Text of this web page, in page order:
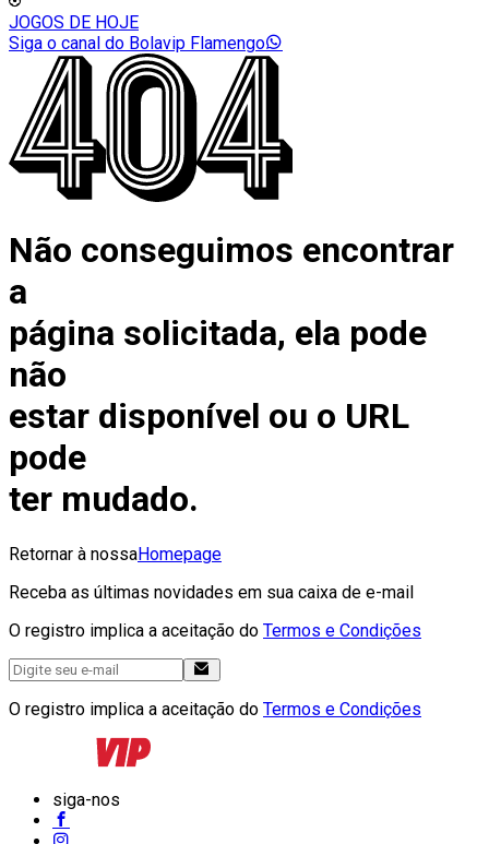
JOGOS DE HOJE
Siga o canal do Bolavip Flamengo
Não conseguimos encontrar
a
página solicitada, ela pode
não
estar disponível ou o URL
pode
ter mudado.
Retornar à nossaHomepage
Receba as últimas novidades em sua caixa de e-mail
O registro implica a aceitação do Termos e Condições
O registro implica a aceitação do Termos e Condições
siga-nos